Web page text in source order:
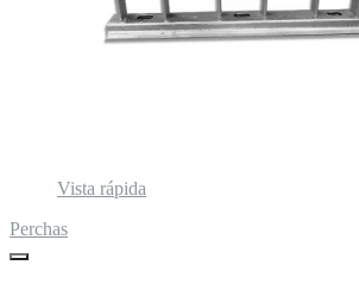
Vista rápida
Perchas